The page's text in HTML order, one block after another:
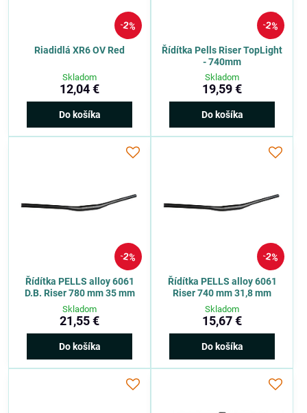
2%
Riadidlá XR6 OV Red
Skladom
12,04 €
Do košíka
2%
Řídítka Pells Riser TopLight
- 740mm
Skladom
19,59 €
Do košíka
2%
Řídítka PELLS alloy 6061
D.B. Riser 780 mm 35 mm
Skladom
21,55 €
Do košíka
2%
Řídítka PELLS alloy 6061
Riser 740 mm 31,8 mm
Skladom
15,67 €
Do košíka